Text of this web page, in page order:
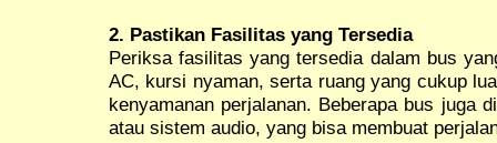
2. Pastikan Fasilitas yang Tersedia
Periksa fasilitas yang tersedia dalam bus
AC, kursi nyaman, serta ruang yang cukup
kenyamanan perjalanan. Beberapa bus juga
atau sistem audio, yang bisa membuat